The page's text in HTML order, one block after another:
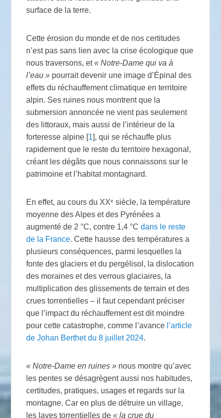
surface de la terre.
Cette érosion du monde et de nos certitudes
n’est pas sans lien avec la crise écologique que
nous traversons, et« Notre-Dame qui va à
l’eau » pourrait devenir une image d’Épinal des
effets du réchauffement climatique en territoire
alpin. Ses ruines nous montrent que la
submersion annoncée ne vient pas seulement
des littoraux, mais aussi de l’intérieur de la
forteresse alpine [1], qui se réchauffe plus
rapidement que le reste du territoire hexagonal,
créant les dégâts que nous connaissons sur le
patrimoine et l’habitat montagnard.
En effet, au cours du XXe siècle, la température
moyenne des Alpes et des Pyrénées a
augmenté de 2 °C, contre 1,4 °Cdans le reste
de la France. Cette hausse des températures a
plusieurs conséquences, parmi lesquelles la
fonte des glaciers et du pergélisol, la dislocation
des moraines et des verrous glaciaires, la
multiplication des glissements de terrain et des
crues torrentielles – il faut cependant préciser
que l’impact du réchauffement est dit moindre
pour cette catastrophe, comme l’avance l’article
de Johan Berthet du 8 juillet 2024.
« Notre-Dame en ruines » nous montre qu’avec
les pentes se désagrègent aussi nos habitudes,
certitudes, pratiques, usages et regards sur la
montagne. Car en plus de détruire un village,
les laves torrentielles de« la crue du